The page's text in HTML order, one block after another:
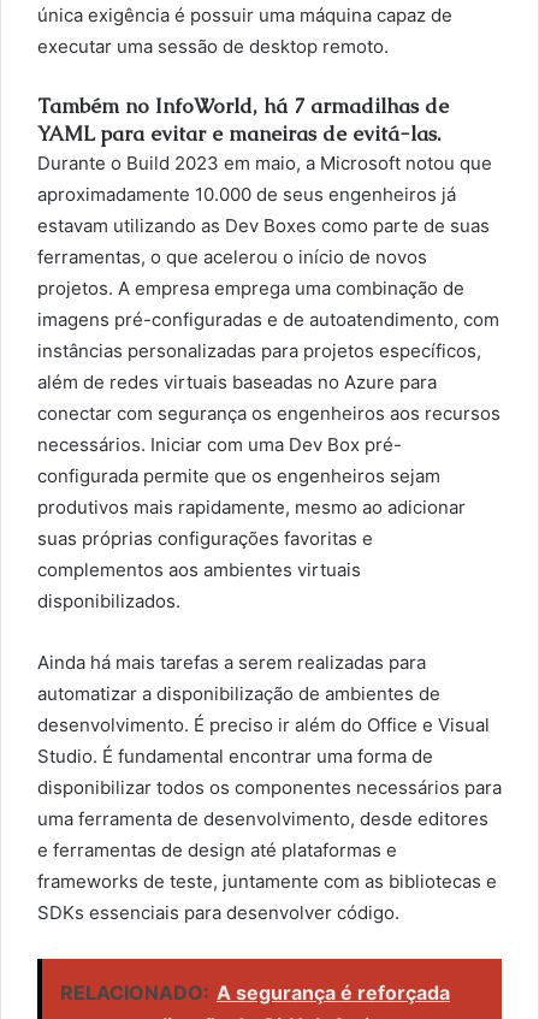
única exigência é possuir uma máquina capaz de
executar uma sessão de desktop remoto.
Também no InfoWorld, há 7 armadilhas de
YAML para evitar e maneiras de evitá-las.
Durante o Build 2023 em maio, a Microsoft notou que
aproximadamente 10.000 de seus engenheiros já
estavam utilizando as Dev Boxes como parte de suas
ferramentas, o que acelerou o início de novos
projetos. A empresa emprega uma combinação de
imagens pré-configuradas e de autoatendimento, com
instâncias personalizadas para projetos específicos,
além de redes virtuais baseadas no Azure para
conectar com segurança os engenheiros aos recursos
necessários. Iniciar com uma Dev Box pré-
configurada permite que os engenheiros sejam
produtivos mais rapidamente, mesmo ao adicionar
suas próprias configurações favoritas e
complementos aos ambientes virtuais
disponibilizados.
Ainda há mais tarefas a serem realizadas para
automatizar a disponibilização de ambientes de
desenvolvimento. É preciso ir além do Office e Visual
Studio. É fundamental encontrar uma forma de
disponibilizar todos os componentes necessários para
uma ferramenta de desenvolvimento, desde editores
e ferramentas de design até plataformas e
frameworks de teste, juntamente com as bibliotecas e
SDKs essenciais para desenvolver código.
RELACIONADO: A segurança é reforçada